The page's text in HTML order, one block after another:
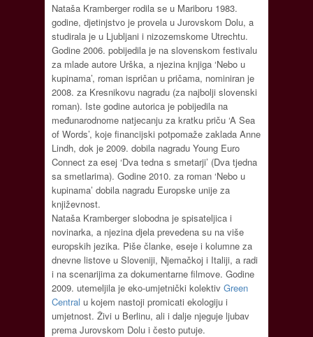
Nataša Kramberger rodila se u Mariboru 1983.
godine, djetinjstvo je provela u Jurovskom Dolu, a
studirala je u Ljubljani i nizozemskome Utrechtu.
Godine 2006. pobijedila je na slovenskom festivalu
za mlade autore Urška, a njezina knjiga ‘Nebo u
kupinama’, roman ispričan u pričama, nominiran je
2008. za Kresnikovu nagradu (za najbolji slovenski
roman). Iste godine autorica je pobijedila na
međunarodnome natjecanju za kratku priču ‘A Sea
of Words’, koje financijski potpomaže zaklada Anne
Lindh, dok je 2009. dobila nagradu Young Euro
Connect za esej ‘Dva tedna s smetarji’ (Dva tjedna
sa smetlarima). Godine 2010. za roman ‘Nebo u
kupinama’ dobila nagradu Europske unije za
književnost.
Nataša Kramberger slobodna je spisateljica i
novinarka, a njezina djela prevedena su na više
europskih jezika. Piše članke, eseje i kolumne za
dnevne listove u Sloveniji, Njemačkoj i Italiji, a radi
i na scenarijima za dokumentarne filmove. Godine
2009. utemeljila je eko-umjetnički kolektiv Green
Central u kojem nastoji promicati ekologiju i
umjetnost. Živi u Berlinu, ali i dalje njeguje ljubav
prema Jurovskom Dolu i često putuje.